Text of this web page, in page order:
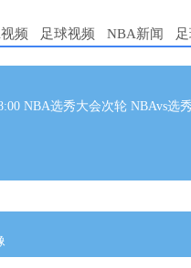
频 足球视频 NBA新闻
NBA选秀大会次轮 NBAvs选